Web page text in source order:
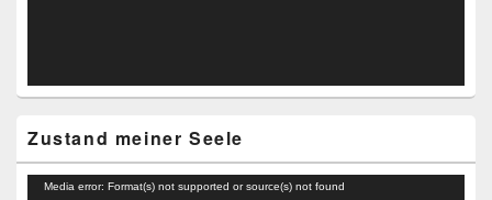
Zustand meiner Seele
Video-
Media error: Format(s) not supported or source(s) not found